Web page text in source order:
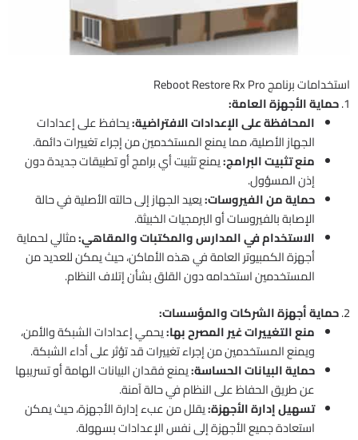
استخدامات برنامج Reboot Restore Rx Pro
1. حماية الأجهزة العامة:
المحافظة على الإعدادات الافتراضية:يحافظ على إعدادات
الجهاز الأصلية، مما يمنع المستخدمين من إجراء تغييرات دائمة.
منع تثبيت البرامج:يمنع تثبيت أي برامج أو تطبيقات جديدة دون
إذن المسؤول.
حماية من الفيروسات:يعيد الجهاز إلى حالته الأصلية في حالة
الإصابة بالفيروسات أو البرمجيات الخبيثة.
الاستخدام في المدارس والمكتبات والمقاهي:مثالي لحماية
أجهزة الكمبيوتر العامة في هذه الأماكن، حيث يمكن للعديد من
المستخدمين استخدامه دون القلق بشأن إتلاف النظام.
2. حماية أجهزة الشركات والمؤسسات:
منع التغييرات غير المصرح بها:يحمي إعدادات الشبكة والأمن،
ويمنع المستخدمين من إجراء تغييرات قد تؤثر على أداء الشبكة.
حماية البيانات الحساسة:يمنع فقدان البيانات الهامة أو تسريبها
عن طريق الحفاظ على النظام في حالة آمنة.
تسهيل إدارة الأجهزة:يقلل من عبء إدارة الأجهزة، حيث يمكن
استعادة جميع الأجهزة إلى نفس الإعدادات بسهولة.